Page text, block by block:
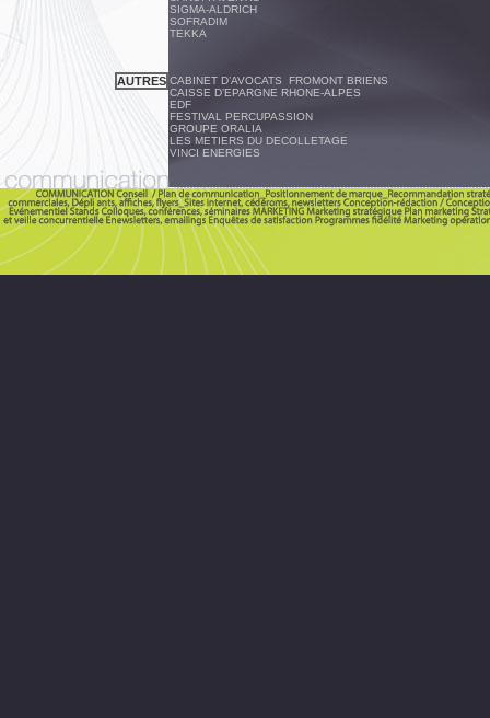
SIGMA-ALDRICH
SOFRADIM
TEKKA
AUTRES CABINET D’AVOCATS FROMONT BRIENS
CAISSE D’EPARGNE RHONE-ALPES
EDF
FESTIVAL PERCUPASSION
GROUPE ORALIA
LES METIERS DU DECOLLETAGE
VINCI ENERGIES